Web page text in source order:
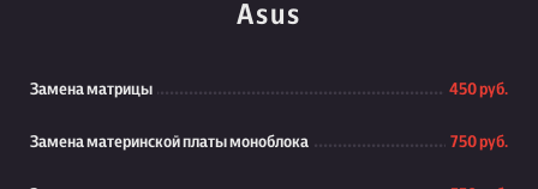
Asus
Замена матрицы 450 руб.
Замена материнской платы моноблока 750 руб.